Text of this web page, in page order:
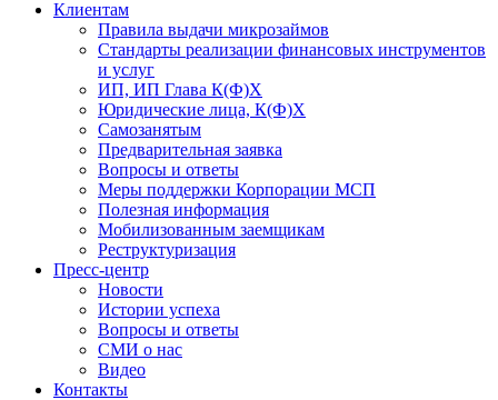
Клиентам
Правила выдачи микрозаймов
Стандарты реализации финансовых инструментов
и услуг
ИП, ИП Глава К(Ф)Х
Юридические лица, К(Ф)Х
Самозанятым
Предварительная заявка
Вопросы и ответы
Меры поддержки Корпорации МСП
Полезная информация
Мобилизованным заемщикам
Реструктуризация
Пресс-центр
Новости
Истории успеха
Вопросы и ответы
СМИ о нас
Видео
Контакты